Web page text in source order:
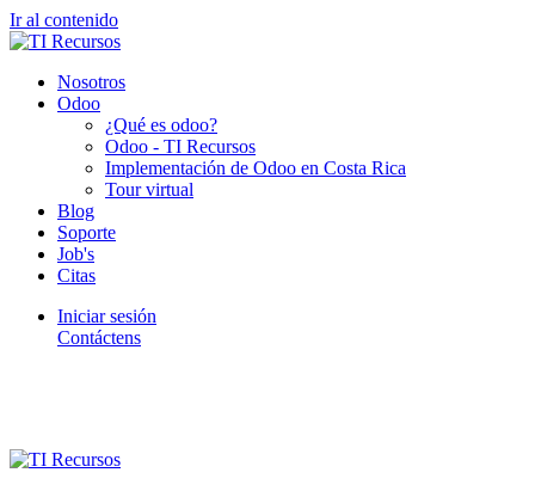
Ir al contenido
Nosotros
Odoo
¿Qué es odoo?
Odoo - TI Recursos
Implementación de Odoo en Costa Rica
Tour virtual
Blog
Soporte
Job's
Citas
Iniciar sesión
Contáctens